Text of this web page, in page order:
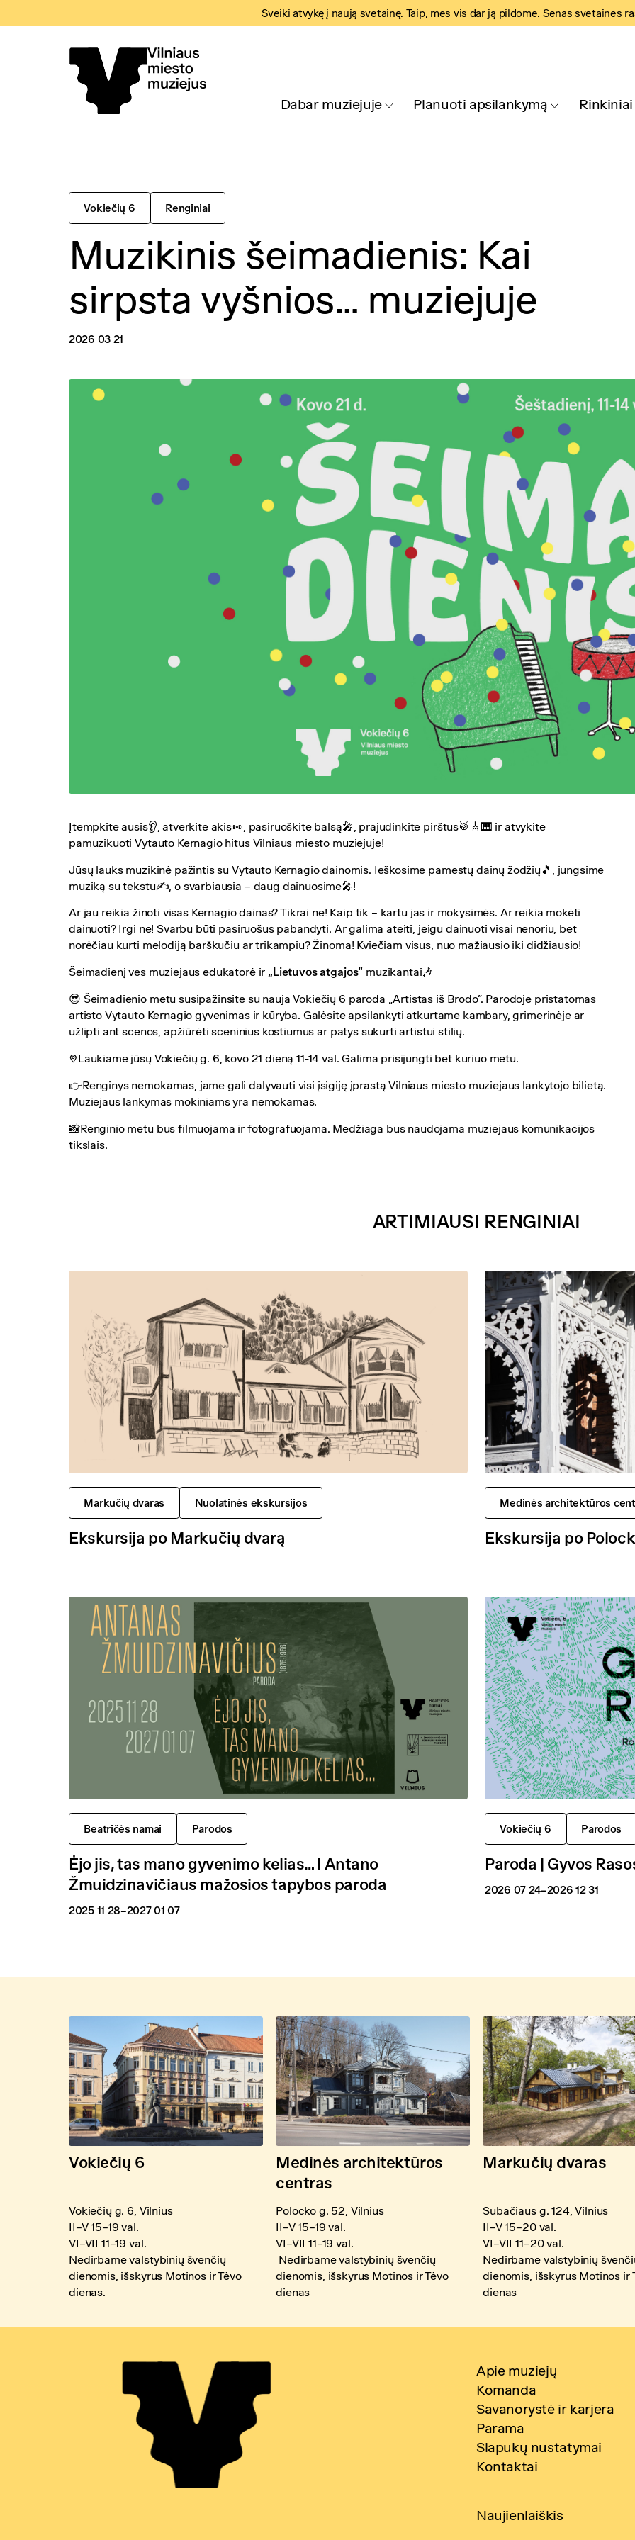
Sveiki atvykę į naują svetainę. Taip, mes vis dar ją pildome. Senas svetaines
Dabar muziejuje Planuoti apsilankymą Rinkiniai
Vokiečių 6 Renginiai
Muzikinis šeimadienis: Kai
sirpsta vyšnios… muziejuje
2026 03 21
Įtempkite ausis👂, atverkite akis👀, pasiruoškite balsą🎤, prajudinkite pirštus🥁🎸🎹 ir atvykite
pamuzikuoti Vytauto Kernagio hitus Vilniaus miesto muziejuje!
Jūsų lauks muzikinė pažintis su Vytauto Kernagio dainomis. Ieškosime pamestų dainų žodžių🎵, jungsime
muziką su tekstu✍️, o svarbiausia – daug dainuosime🎤!
Ar jau reikia žinoti visas Kernagio dainas? Tikrai ne! Kaip tik – kartu jas ir mokysimės. Ar reikia mokėti
dainuoti? Irgi ne! Svarbu būti pasiruošus pabandyti. Ar galima ateiti, jeigu dainuoti visai nenoriu, bet
norėčiau kurti melodiją barškučiu ar trikampiu? Žinoma! Kviečiam visus, nuo mažiausio iki didžiausio!
Šeimadienį ves muziejaus edukatorė ir „Lietuvos atgajos“ muzikantai🎶
😎 Šeimadienio metu susipažinsite su nauja Vokiečių 6 paroda „Artistas iš Brodo”. Parodoje pristatomas
artisto Vytauto Kernagio gyvenimas ir kūryba. Galėsite apsilankyti atkurtame kambary, grimerinėje ar
užlipti ant scenos, apžiūrėti sceninius kostiumus ar patys sukurti artistui stilių.
📍Laukiame jūsų Vokiečių g. 6, kovo 21 dieną 11-14 val. Galima prisijungti bet kuriuo metu.
👉Renginys nemokamas, jame gali dalyvauti visi įsigiję įprastą Vilniaus miesto muziejaus lankytojo bilietą.
Muziejaus lankymas mokiniams yra nemokamas.
📸Renginio metu bus filmuojama ir fotografuojama. Medžiaga bus naudojama muziejaus komunikacijos
tikslais.
ARTIMIAUSI RENGINIAI
Markučių dvaras Nuolatinės ekskursijos
Ekskursija po Markučių dvarą
Medinės architektūros
Ekskursija po
Beatričės namai Parodos
Ėjo jis, tas mano gyvenimo kelias… I Antano
Žmuidzinavičiaus mažosios tapybos paroda
2025 11 28–2027 01 07
Vokiečių 6 Parodos
Paroda | Gyvos
2026 07 24–2026 12 31
Vokiečių 6
Vokiečių g. 6, Vilnius
II–V 15–19 val.
VI–VII 11–19 val.
Nedirbame valstybinių švenčių
dienomis, išskyrus Motinos ir Tėvo
dienas.
Medinės architektūros
centras
Polocko g. 52, Vilnius
II–V 15–19 val.
VI–VII 11–19 val.
Nedirbame valstybinių švenčių
dienomis, išskyrus Motinos ir Tėvo
dienas
Markučių dvaras
Subačiaus g. 124, Vilnius
II–V 15–20 val.
VI–VII 11–20 val.
Nedirbame valstybinių
dienomis, išskyrus Motinos ir
dienas
Apie muziejų
Komanda
Savanorystė ir karjera
Parama
Slapukų nustatymai
Kontaktai
Naujienlaiškis